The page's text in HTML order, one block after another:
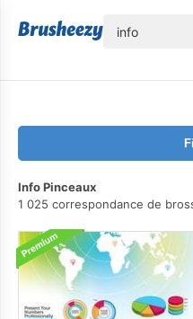
Info Pinceaux
1 025 correspondance de